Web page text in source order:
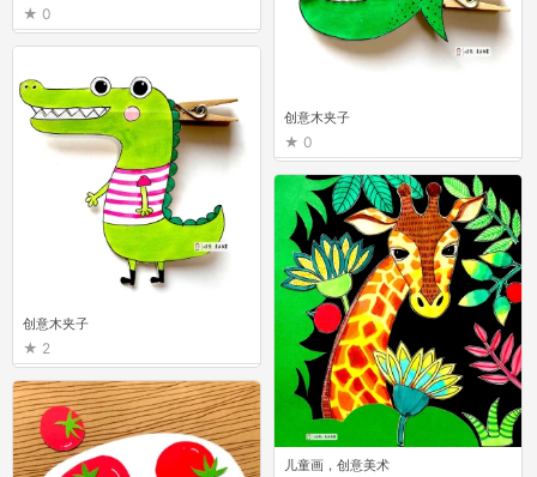
0
儿童画，创意美术
创意木夹子
0
创意木夹子
2